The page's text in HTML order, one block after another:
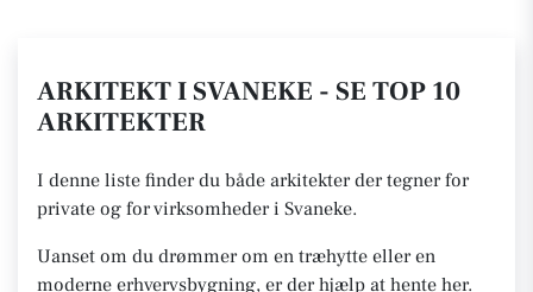
ARKITEKT I SVANEKE - SE TOP 10
ARKITEKTER
I denne liste finder du både arkitekter der tegner for
private og for virksomheder i Svaneke.
Uanset om du drømmer om en træhytte eller en
moderne erhvervsbygning, er der hjælp at hente her.